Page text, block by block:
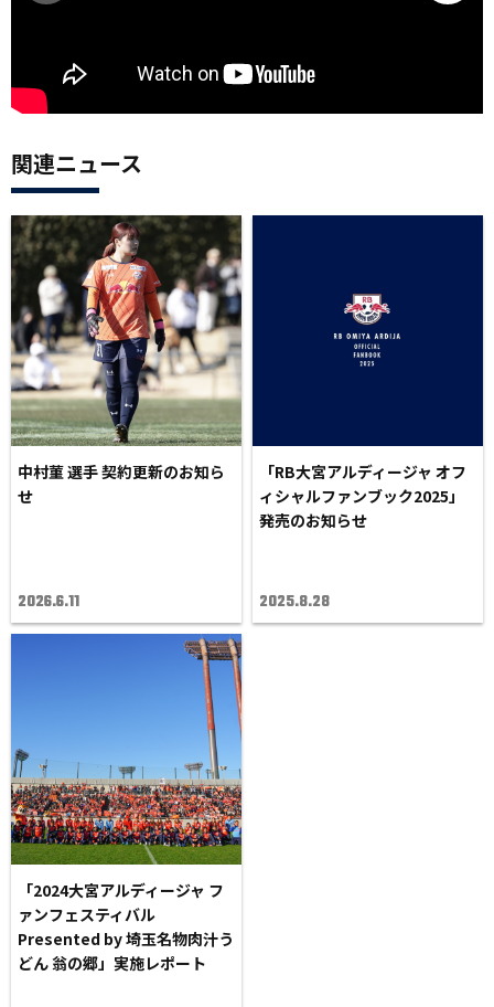
関連ニュース
中村菫 選手 契約更新のお知ら
せ
2026.6.11
「RB大宮アルディージャ オフ
ィシャルファンブック2025」
発売のお知らせ
2025.8.28
「2024大宮アルディージャ フ
ァンフェスティバル
Presented by 埼玉名物肉汁う
どん 翁の郷」実施レポート